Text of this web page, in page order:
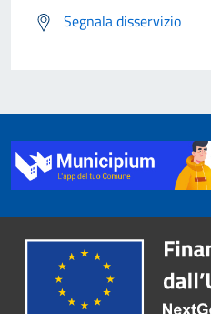
Segnala disservizio